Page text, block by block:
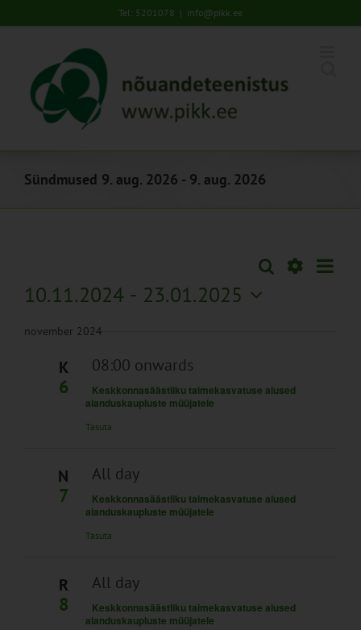
to
Tel: 5201078 | info@pikk.ee
Sündmused 9. aug. 2026 - 9. aug. 2026
Sündmused
Search
Otsi
10.11.2024 - 23.01.2025
kuupäev.
november 2024
K
6
08:00 onwards
Keskkonnasäästliku taimekasvatuse alused
aianduskaupluste müüjatele
Tasuta
N
7
All day
Keskkonnasäästliku taimekasvatuse alused
aianduskaupluste müüjatele
Tasuta
R
8
All day
Keskkonnasäästliku taimekasvatuse alused
aianduskaupluste müüjatele